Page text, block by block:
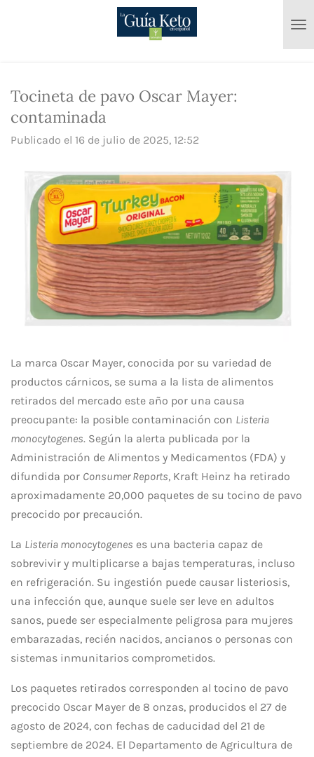
Tocineta de pavo Oscar Mayer:
contaminada
Publicado el 16 de julio de 2025, 12:52
La marca Oscar Mayer, conocida por su variedad de
productos cárnicos, se suma a la lista de alimentos
retirados del mercado este año por una causa
preocupante: la posible contaminación con Listeria
monocytogenes. Según la alerta publicada por la
Administración de Alimentos y Medicamentos (FDA) y
difundida por Consumer Reports, Kraft Heinz ha retirado
aproximadamente 20,000 paquetes de su tocino de pavo
precocido por precaución.
La Listeria monocytogenes es una bacteria capaz de
sobrevivir y multiplicarse a bajas temperaturas, incluso
en refrigeración. Su ingestión puede causar listeriosis,
una infección que, aunque suele ser leve en adultos
sanos, puede ser especialmente peligrosa para mujeres
embarazadas, recién nacidos, ancianos o personas con
sistemas inmunitarios comprometidos.
Los paquetes retirados corresponden al tocino de pavo
precocido Oscar Mayer de 8 onzas, producidos el 27 de
agosto de 2024, con fechas de caducidad del 21 de
septiembre de 2024. El Departamento de Agricultura de